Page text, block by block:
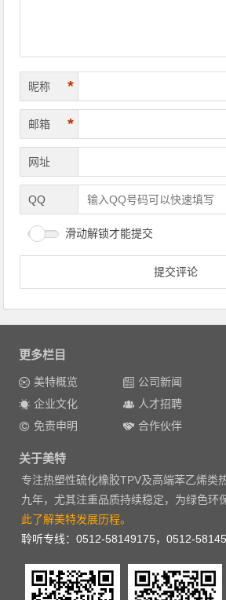
昵称 *
邮箱 *
网址
QQ
滑动解锁才能提交
更多栏目
美特概览 公司新闻
企业文化
人才招聘
免责申明
合作伙伴
关于美特
专注热塑性硫化橡胶TPV及高端苯乙烯类
九年，尤其注重品质持续稳定，为绿色环
此了解美特发展历程。
聆听专线：0512-58149175，0512-